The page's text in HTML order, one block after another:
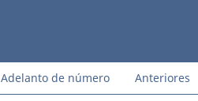
Adelanto de número Anteriores